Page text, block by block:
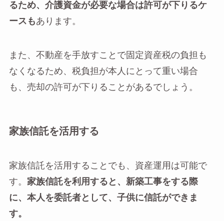
るため、介護資金が必要な場合は許可が下りるケ
ースもあります。
また、不動産を手放すことで固定資産税の負担も
なくなるため、税負担が本人にとって重い場合
も、売却の許可が下りることがあるでしょう。
家族信託を活用する
家族信託を活用することでも、資産運用は可能で
す。 家族信託を利用すると、新築工事をする際
に、本人を委託者として、子供に信託ができま
す。